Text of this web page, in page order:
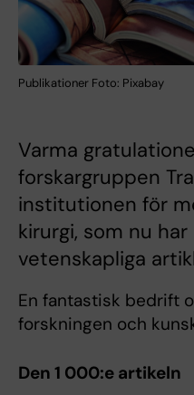
Publikationer Foto: Pixabay
Varma
forskargruppen
institutionen för
kirurgi, som nu
vetenskapliga
En fantastisk bedrift
forskningen och
Den 1 000:e artikeln